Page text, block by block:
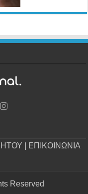
ΕΠΙΚΟΙΝΩΝΙΑ
Reserved